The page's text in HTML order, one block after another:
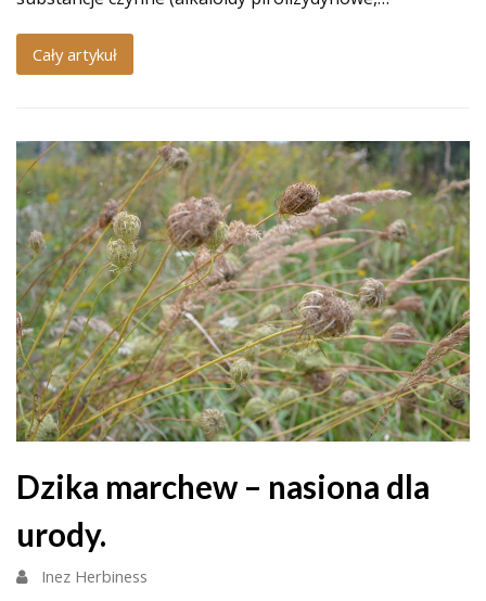
Cały artykuł
Dzika marchew – nasiona dla
urody.
Inez Herbiness